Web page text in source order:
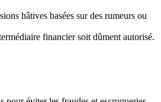
hâtives basées sur des rumeurs ou
financier soit dûment autorisé.